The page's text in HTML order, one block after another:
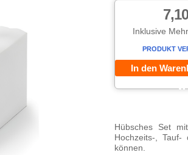
Inklusive
PRODUKT
In den
Hübsches Set
Hochzeits-,
können.